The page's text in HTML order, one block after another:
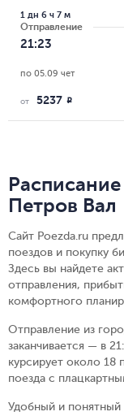
Отправление
21:23
1 дн 6 ч 7 м
по 05.09 чет
от 5237 R
Петров Вал
Сайт Poezda.ru
поездов и покупку
Здесь вы найдете
отправления,
комфортного
Отправление из
заканчивается — в
курсирует около 18
поезда с
Удобный и понятный